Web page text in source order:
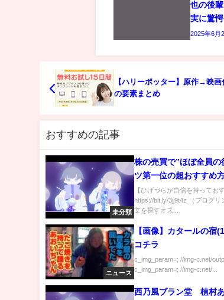
也の後
実に驚愕
2025年6月
【ハリーポッター】原作→映
の要素まとめ
おすすめの記事
未分類
株の売買で”ほぼ全員の
ツ第一位の超おすすめ
【ひげづらが自信を持ってお
https://bit.ly/3jj9t4z （ブログ
文を探すオス...
ニュース
【画像】カタールの宿
コチラ
c_img_param=; //img-c.net/
c_img_param=; //img-c.net/...
西乃風ブラン堂 植村